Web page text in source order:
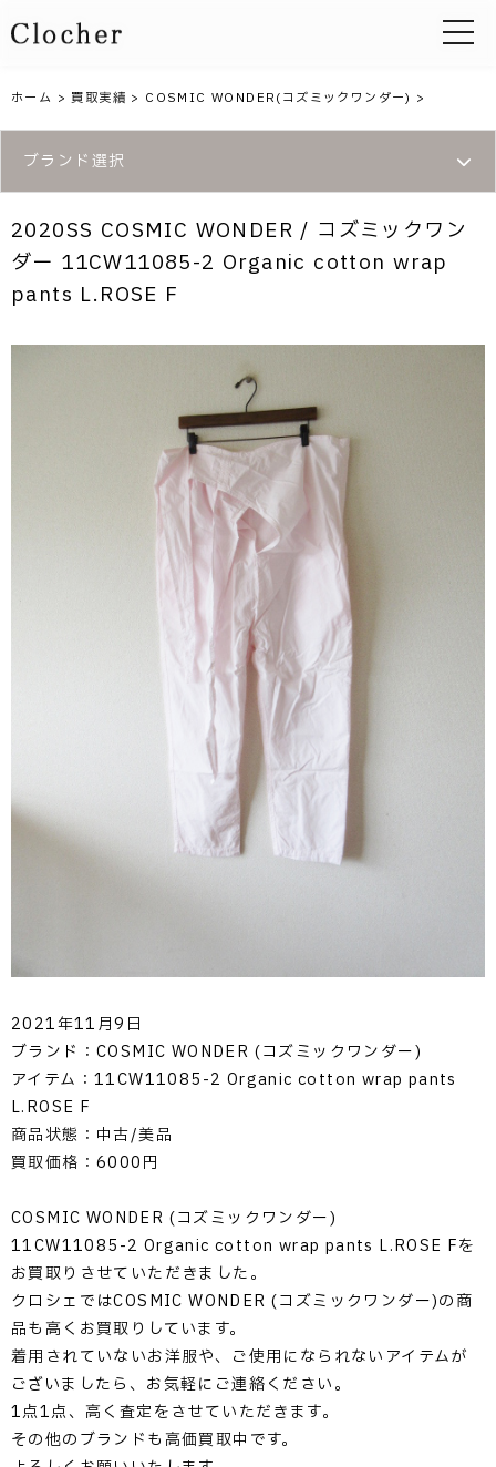
toggle
ホーム >買取実績 > COSMIC WONDER(コズミックワンダー) >
ブランド選択
2020SS COSMIC WONDER / コズミックワン
ダー 11CW11085-2 Organic cotton wrap
pants L.ROSE F
2021年11月9日
ブランド：COSMIC WONDER (コズミックワンダー)
アイテム：11CW11085-2 Organic cotton wrap pants
L.ROSE F
商品状態：中古/美品
買取価格：6000円
COSMIC WONDER (コズミックワンダー)
11CW11085-2 Organic cotton wrap pants L.ROSE Fを
お買取りさせていただきました。
クロシェではCOSMIC WONDER (コズミックワンダー)の商
品も高くお買取りしています。
着用されていないお洋服や、ご使用になられないアイテムが
ございましたら、お気軽にご連絡ください。
1点1点、高く査定をさせていただきます。
その他のブランドも高価買取中です。